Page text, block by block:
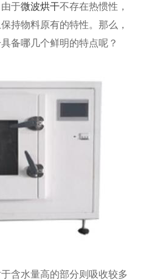
于微波烘干不存在热惯性，
持物料原有的特性。那么，
备哪几个鲜明的特点呢？
含水量高的部分则吸收较多